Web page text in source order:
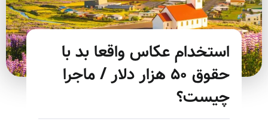
استخدام عکاس واقعا بد با
حقوق ۵۰ هزار دلار / ماجرا
چیست؟